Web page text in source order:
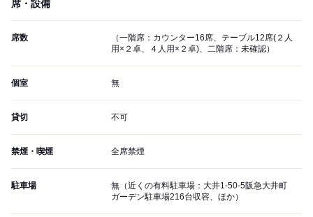
席・設備
席数
（一階席：カウンター16席、テーブル12席(２人
用×２卓、４人用×２卓)、二階席：未確認）
個室 無
貸切 不可
禁煙・喫煙 全席禁煙
駐車場
無（近くの有料駐車場：大井1-50-5阪急大井町
ガーデン駐車場216台収容、ほか）